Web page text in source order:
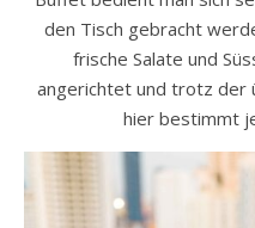
den Tisch gebracht
frische Salate und
angerichtet und trotz der
hier bestimmt